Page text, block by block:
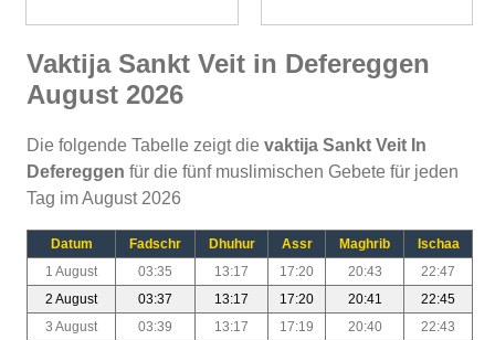
Vaktija Sankt Veit in Defereggen
August 2026
Die folgende Tabelle zeigt die vaktija Sankt Veit In
Defereggen für die fünf muslimischen Gebete für jeden
Tag im August 2026
Datum Fadschr Dhuhur Assr Maghrib
Ischaa
1 August
03:35 13:17 17:20 20:43
22:47
2 August
03:37 13:17 17:20 20:41
22:45
3 August
03:39 13:17 17:19 20:40
22:43